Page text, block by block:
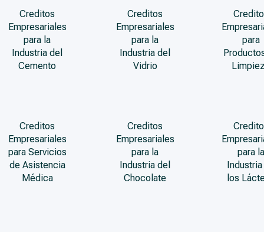
Creditos
Empresariales
para la
Industria del
Cemento
Creditos
Empresariales
para la
Industria del
Vidrio
para
Creditos
Empresariales
para Servicios
de Asistencia
Médica
Creditos
Empresariales
para la
Industria del
Chocolate
para la
los